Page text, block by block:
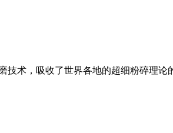
术，吸收了世界各地的超细粉碎理